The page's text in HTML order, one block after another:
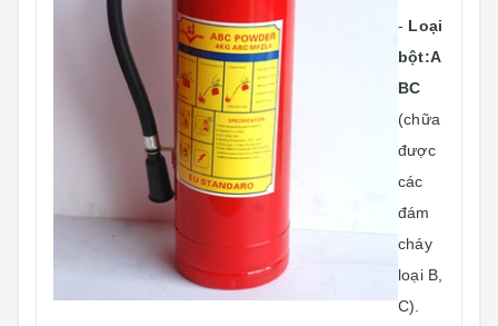
- Loại
bột:A
BC
(chữa
được
các
đám
cháy
loại B,
C).